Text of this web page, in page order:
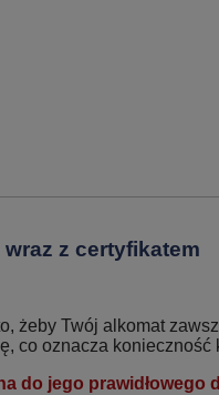
z certyfikatem
żeby Twój alkomat
co oznacza konieczność
do jego prawidłowego